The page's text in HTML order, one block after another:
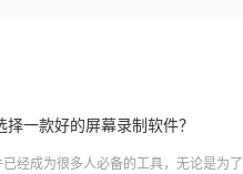
一款好的屏幕录制软件？
成为很多人必备的工具，无论是为